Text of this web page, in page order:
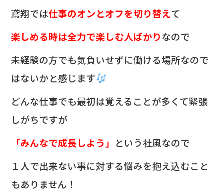
鳶翔では仕事のオンとオフを切り替えて
楽しめる時は全力で楽しむ人ばかりなので
未経験の方でも気負いせずに働ける場所なので
はないかと感じます
どんな仕事でも最初は覚えることが多くて緊張
しがちですが
「みんなで成長しよう」 という社風なので
１人で出来ない事に対する悩みを抱え込むこと
もありません！